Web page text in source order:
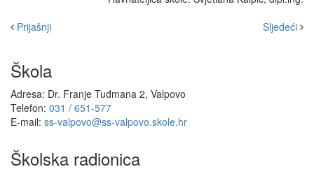
Prijašnji
Sljedeći
Škola
Adresa: Dr. Franje Tuđmana 2, Valpovo
Telefon: 031 / 651-577
E-mail: ss-valpovo@ss-valpovo.skole.hr
Školska radionica